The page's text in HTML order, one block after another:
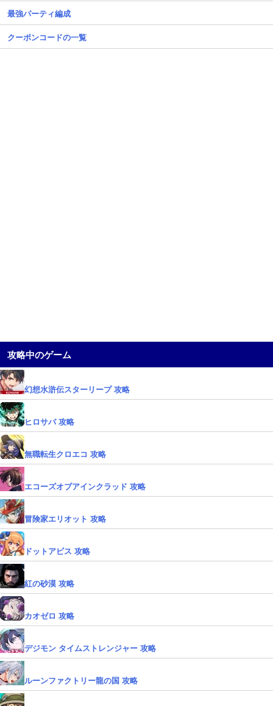
最強パーティ編成
クーポンコードの一覧
攻略中のゲーム
幻想水滸伝スターリープ 攻略
ヒロサバ 攻略
無職転生クロエコ 攻略
エコーズオブアインクラッド 攻略
冒険家エリオット 攻略
ドットアビス 攻略
紅の砂漠 攻略
カオゼロ 攻略
デジモン タイムストレンジャー 攻略
ルーンファクトリー龍の国 攻略